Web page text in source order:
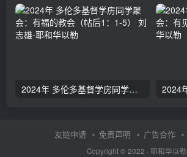
2024年 多伦多基督学房同学聚会：有福的教会（帖后1：1-5） 刘志雄
友链申请 免责声明 广告合作
Copyright © 2022 · 耶和华以勒